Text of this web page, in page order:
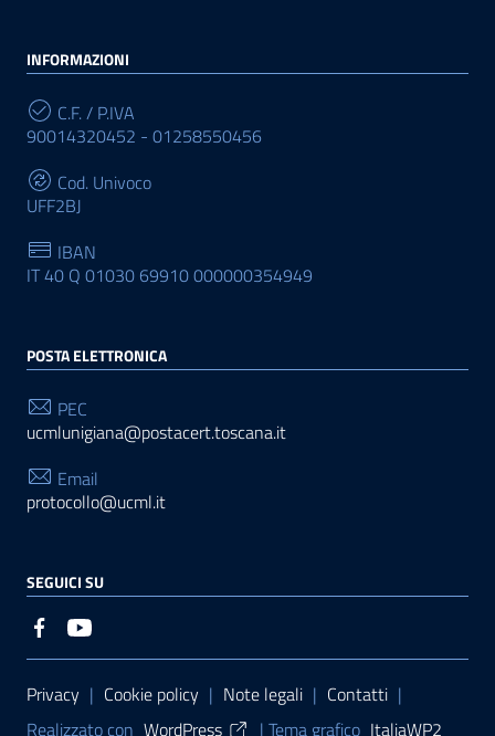
INFORMAZIONI
C.F. / P.IVA
90014320452 - 01258550456
Cod. Univoco
UFF2BJ
IBAN
IT 40 Q 01030 69910 000000354949
POSTA ELETTRONICA
PEC
ucmlunigiana@postacert.toscana.it
Email
protocollo@ucml.it
SEGUICI SU
Sezione Link Utili
Privacy | Cookie policy | Note legali | Contatti |
Realizzato con WordPress | Tema grafico ItaliaWP2